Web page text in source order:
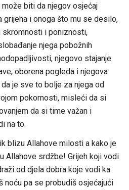
biti da njegov osjećaj
i onoga što mu se desilo,
skromnosti i poniznosti,
njega pobožnih
njegovo stajanje
oborena pogleda i njegova
je sve to bolje za njega od
pokornosti, misleći da si
da si time važan i
na to.
blizu Allahove milosti a kako je
Allahove srdžbe! Grijeh koji vodi
od djela dobra koje vodi ka
noću pa se probudiš osjećajući